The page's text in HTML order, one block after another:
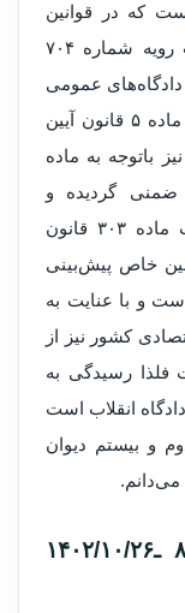
که در قوانین
خاص پیش‌بینی شده و اینکه رأی وحدت رویه شماره ۷۰۴
۵ قانون تشکیل دادگاه‌های عمومی
و انقلاب صادر گردیده است، لذا با نسخ ماده ۵ قانون آیین
باتوجه به ماده
ضمنی گردیده و
موضوعاً منتفی بوده و به استناد بند ت ماده ۳۰۳ قانون
خاص پیش‌بینی
و با عنایت به
کشور نیز از
فلذا رسیدگی به
انقلاب است
و بیستم دیوان
می‌دانم.
ج) رأی وحدت‌ رویه شماره ۸۴۲ ـ۱۴۰۲/۱۰/۲۶